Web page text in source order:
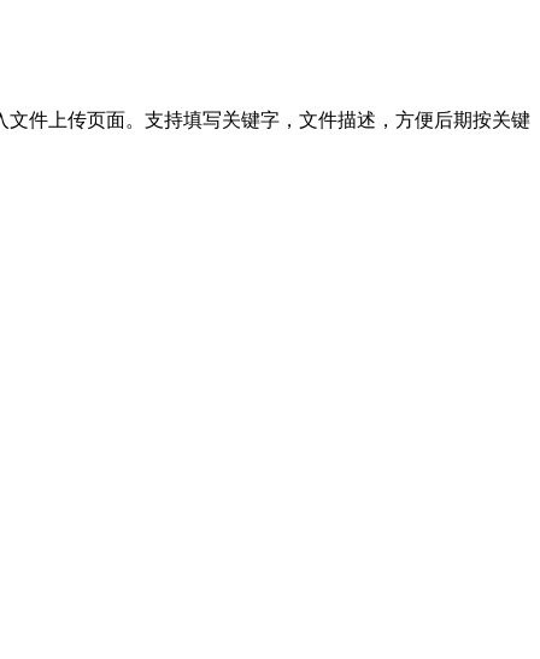
件上传页面。支持填写关键字，文件描述，方便后期按关键